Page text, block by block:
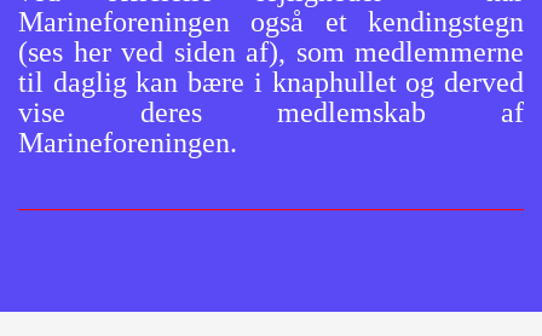
Marineforeningen også et kendingstegn
(ses her ved siden af), som medlemmerne
til daglig kan bære i knaphullet og derved
vise deres medlemskab af
Marineforeningen.